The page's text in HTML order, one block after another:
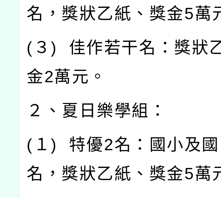
名，獎狀乙紙、獎金5萬
( ３) 佳作若干名：獎狀
金2萬元。
２、夏日樂學組：
( １) 特優2名：國小及
名，獎狀乙紙、獎金5萬